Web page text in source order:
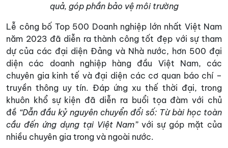
quả, góp phần bảo vệ môi trường
Lễ công bố Top 500 Doanh nghiệp lớn nhất Việt Nam
năm 2023 đã diễn ra thành công tốt đẹp với sự tham
dự của các đại diện Đảng và Nhà nước, hơn 500 đại
diện các doanh nghiệp hàng đầu Việt Nam, các
chuyên gia kinh tế và đại diện các cơ quan báo chí –
truyền thông uy tín. Đáp ứng xu thế thời đại, trong
khuôn khổ sự kiện đã diễn ra buổi tọa đàm với chủ
đề “Dẫn đầu kỷ nguyên chuyển đổi số: Từ bài học toàn
cầu đến ứng dụng tại Việt Nam”với sự góp mặt của
nhiều chuyên gia trong và ngoài nước.